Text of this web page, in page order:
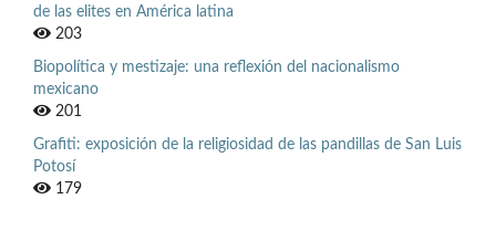
de las elites en América latina
203
Biopolítica y mestizaje: una reflexión del nacionalismo
mexicano
201
Grafiti: exposición de la religiosidad de las pandillas de San Luis
Potosí
179